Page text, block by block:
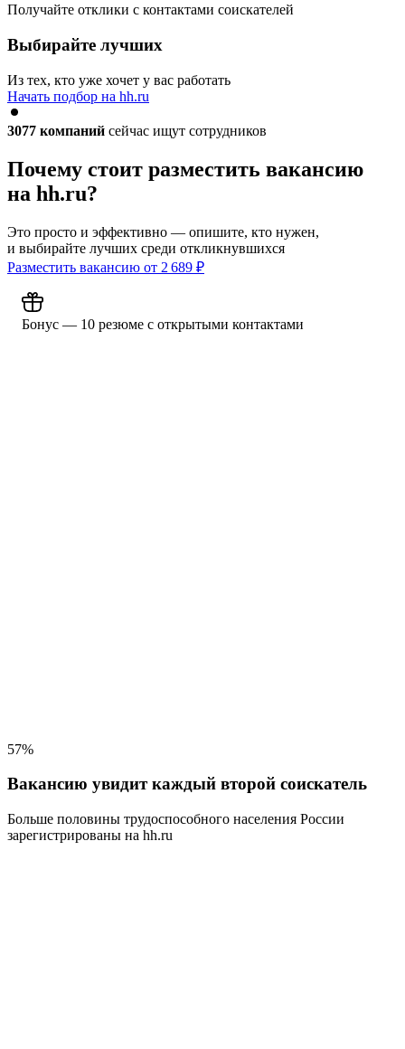
Получайте отклики с контактами соискателей
Выбирайте лучших
Из тех, кто уже хочет у вас работать
Начать подбор на hh.ru
3077 компаний сейчас ищут сотрудников
Почему стоит разместить вакансию
на hh.ru?
Это просто и эффективно — опишите, кто нужен,
и выбирайте лучших среди откликнувшихся
Разместить вакансию от 2 689 ₽
Бонус — 10 резюме с открытыми контактами
57%
Вакансию увидит каждый второй соискатель
Больше половины трудоспособного населения России
зарегистрированы на hh.ru